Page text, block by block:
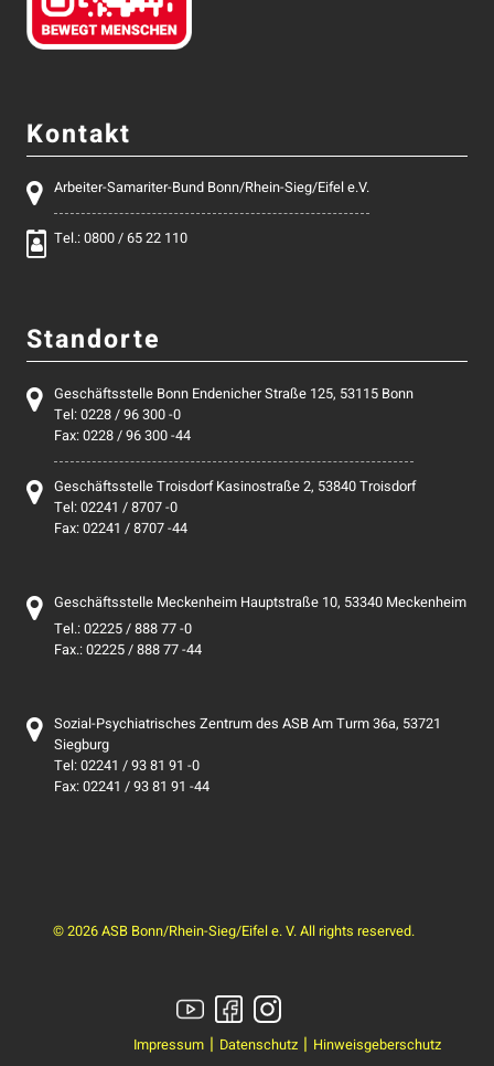
Kontakt
Arbeiter-Samariter-Bund Bonn/Rhein-Sieg/Eifel e.V.
Tel.: 0800 / 65 22 110
Standorte
Geschäftsstelle Bonn Endenicher Straße 125, 53115 Bonn
Tel: 0228 / 96 300 -0
Fax: 0228 / 96 300 -44
Geschäftsstelle Troisdorf Kasinostraße 2, 53840 Troisdorf
Tel: 02241 / 8707 -0
Fax: 02241 / 8707 -44
Geschäftsstelle Meckenheim Hauptstraße 10, 53340 Meckenheim
Tel.: 02225 / 888 77 -0
Fax.: 02225 / 888 77 -44
Sozial-Psychiatrisches Zentrum des ASB Am Turm 36a, 53721
Siegburg
Tel: 02241 / 93 81 91 -0
Fax: 02241 / 93 81 91 -44
© 2026 ASB Bonn/Rhein-Sieg/Eifel e. V. All rights reserved.
Impressum Datenschutz Hinweisgeberschutz